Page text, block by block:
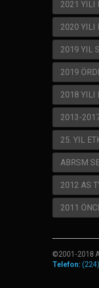
2021 YILI
2020 YILI
2019 YIL
2019
2018 YILI
2013-
25. YIL
ABRSM
2012 AS
2011
©2001-2018
Telefon: